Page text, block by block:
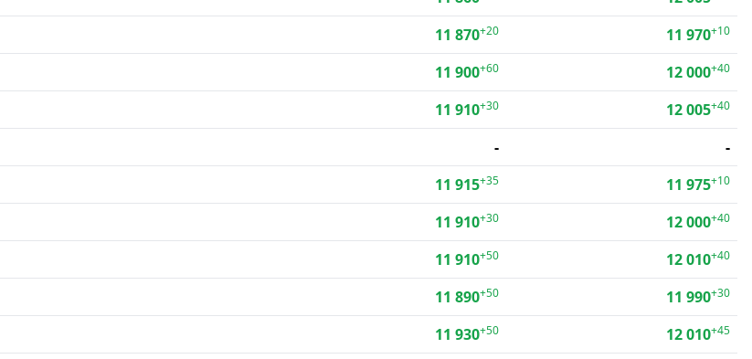
11 870+20 11 970+10
11 900+60 12 000+40
11 910+30 12 005+40
-
-
11 915+35 11 975+10
11 910+30 12 000+40
11 910+50 12 010+40
11 890+50 11 990+30
11 930+50 12 010+45